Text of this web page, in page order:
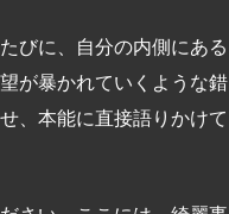
びに、自分の内側にある
が暴かれていくような錯
、本能に直接語りかけて